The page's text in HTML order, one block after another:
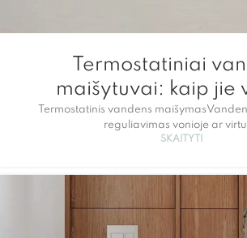
Termostatiniai
maišytuvai: kaip jie
Termostatinis vandens
reguliavimas vonioje ar
SKAITYTI